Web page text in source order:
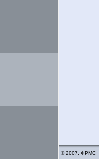
© 2007, ФРМС